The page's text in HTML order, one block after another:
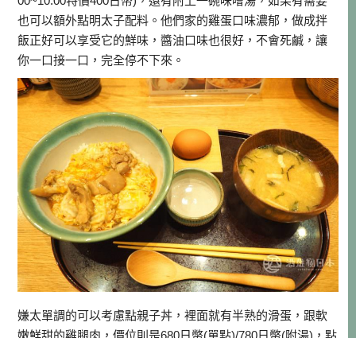
也可以額外點明太子配料。他們家的雞蛋口味濃郁，做成拌
飯正好可以享受它的鮮味，醬油口味也很好，不會死鹹，讓
你一口接一口，完全停不下來。
嫌太單調的可以考慮點親子丼，裡面就有半熟的滑蛋，跟軟
嫩鮮甜的雞腿肉，價位則是680日幣(單點)/780日幣(附湯)，點